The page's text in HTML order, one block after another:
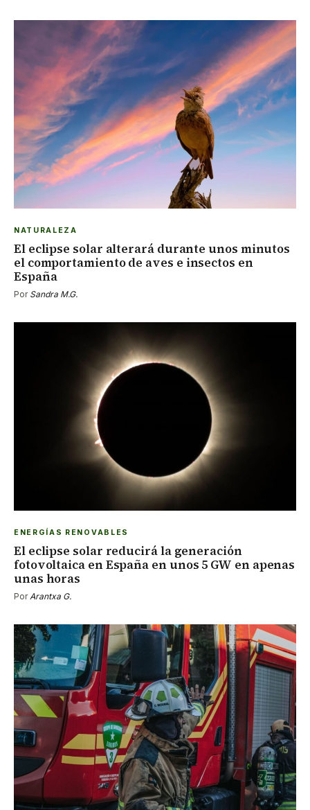
NATURALEZA
El eclipse solar alterará durante unos minutos
el comportamiento de aves e insectos en
España
Por Sandra M.G.
ENERGÍAS RENOVABLES
El eclipse solar reducirá la generación
fotovoltaica en España en unos 5 GW en apenas
unas horas
Por Arantxa G.